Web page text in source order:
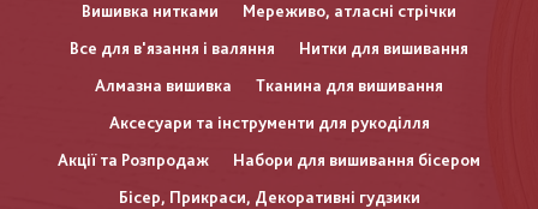
Вишивка нитками
Мереживо, атласні стрічки
Все для в'язання і валяння
Нитки для вишивання
Алмазна вишивка
Тканина для вишивання
Аксесуари та інструменти для рукоділля
Акції та Розпродаж
Набори для вишивання бісером
Бісер, Прикраси, Декоративні гудзики